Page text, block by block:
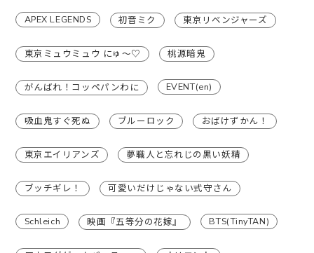
APEX LEGENDS 初音ミク 東京リベンジャーズ
東京ミュウミュウ にゅ〜♡ 桃源暗鬼
がんばれ！コッペパンわに EVENT(en)
吸血鬼すぐ死ぬ ブルーロック おばけずかん！
東京エイリアンズ 夢職人と忘れじの黒い妖精
ブッチギレ！ 可愛いだけじゃない式守さん
Schleich 映画『五等分の花嫁』 BTS(TinyTAN)